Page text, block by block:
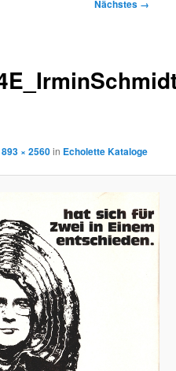
Nächstes →
× 2560in Echolette Kataloge